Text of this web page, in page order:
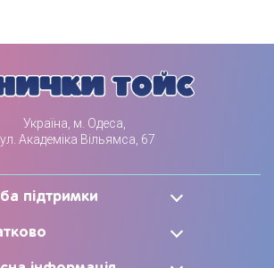
Україна, м. Одеса,
Академіка Вільямса, 67
підтримки